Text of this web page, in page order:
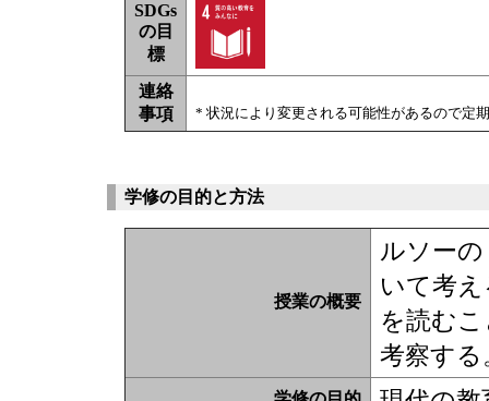
SDGs
の目
標
連絡
事項
* 状況により変更される可能性があるので定
学修の目的と方法
授業の概要
ルソー
いて考
を読む
考察する